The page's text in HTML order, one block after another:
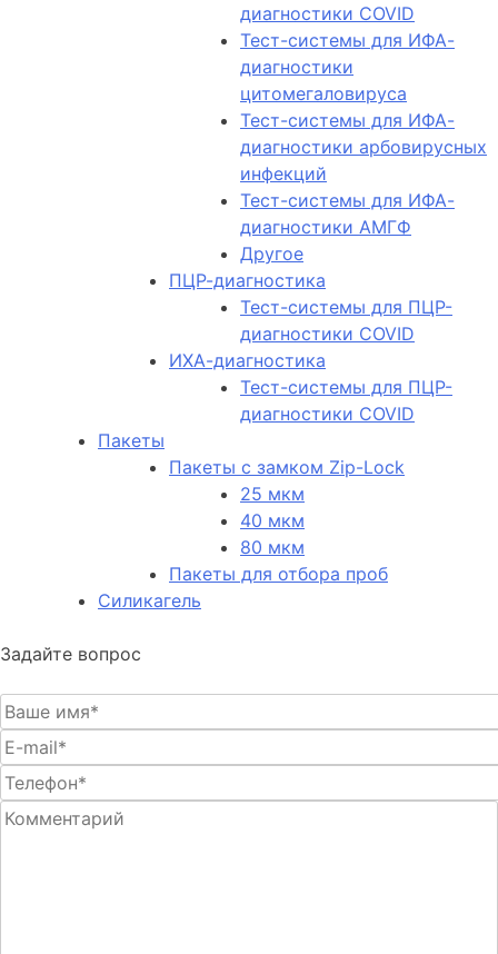
диагностики COVID
Тест-системы для ИФА-
диагностики
цитомегаловируса
Тест-системы для ИФА-
диагностики арбовирусных
инфекций
Тест-системы для ИФА-
диагностики АМГФ
Другое
ПЦР-диагностика
Тест-системы для ПЦР-
диагностики COVID
ИХА-диагностика
Тест-системы для ПЦР-
диагностики COVID
Пакеты
Пакеты с замком Zip-Lock
25 мкм
40 мкм
80 мкм
Пакеты для отбора проб
Силикагель
Задайте вопрос